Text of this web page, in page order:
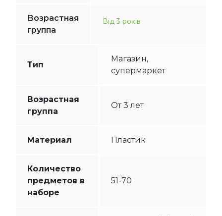
Возрастная
группа
Від 3 років
Тип
Магазин,
супермаркет
Возрастная
группа
От 3 лет
Материал Пластик
Количество
предметов в
наборе
51-70